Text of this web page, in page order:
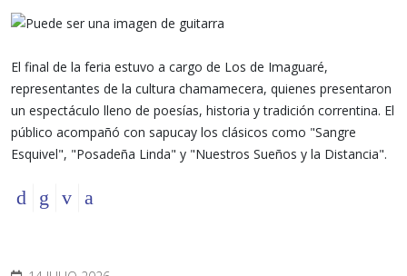
El final de la feria estuvo a cargo de Los de Imaguaré,
representantes de la cultura chamamecera, quienes presentaron
un espectáculo lleno de poesías, historia y tradición correntina. El
público acompañó con sapucay los clásicos como "Sangre
Esquivel", "Posadeña Linda" y "Nuestros Sueños y la Distancia".